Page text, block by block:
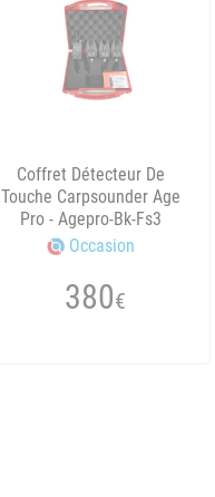
Coffret Détecteur De
Touche Carpsounder Age
Pro - Agepro-Bk-Fs3
Occasion
380€